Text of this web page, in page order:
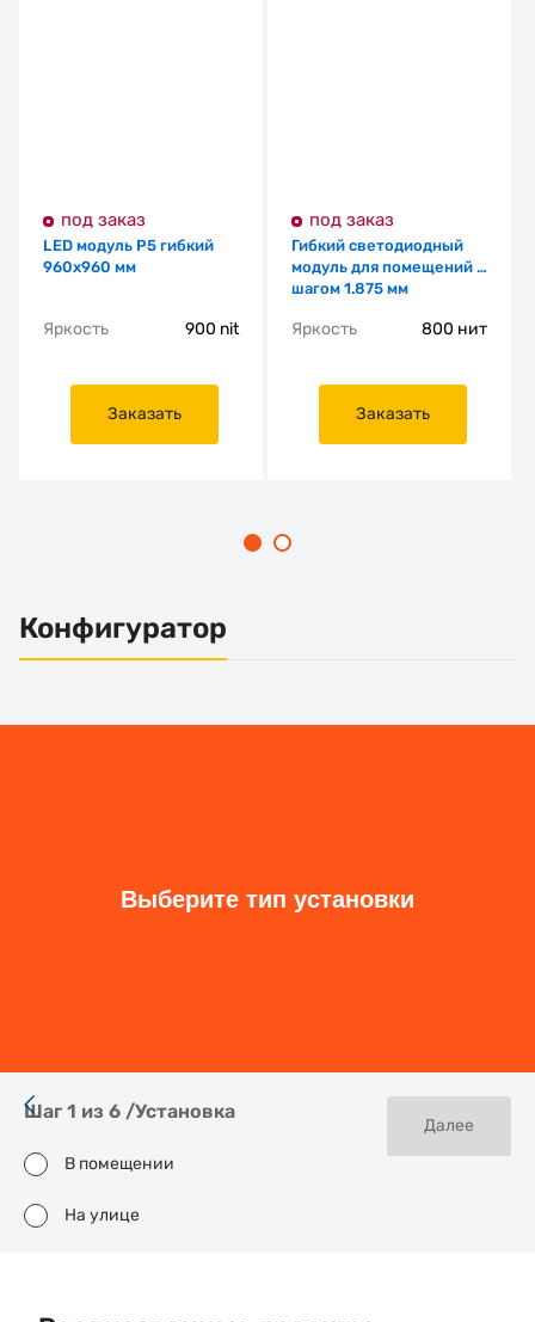
под заказ
LED модуль P5 гибкий
960x960 мм
Яркость 900 nit
Заказать
под заказ
Гибкий светодиодный
модуль для помещений с
шагом 1.875 мм
Яркость 800 нит
Заказать
Конфигуратор
Шаг 1 из 6 /Установка
В помещении
На улице
Далее
Основные характеристики